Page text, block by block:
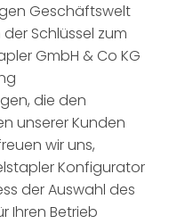
Geschäftswelt
Schlüssel zum
GmbH & Co KG
die den
unserer Kunden
wir uns,
Konfigurator
der Auswahl des
Ihren Betrieb